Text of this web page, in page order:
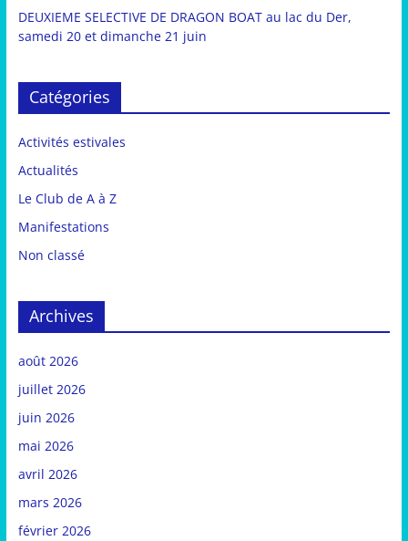
DEUXIEME SELECTIVE DE DRAGON BOAT au lac du Der,
samedi 20 et dimanche 21 juin
Catégories
Activités estivales
Actualités
Le Club de A à Z
Manifestations
Non classé
Archives
août 2026
juillet 2026
juin 2026
mai 2026
avril 2026
mars 2026
février 2026